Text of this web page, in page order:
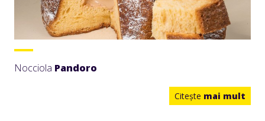
Nocciola Pandoro
Citeşte mai mult